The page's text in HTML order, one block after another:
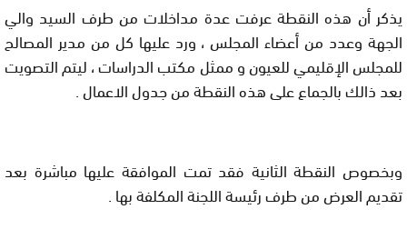
يذكر أن هذه النقطة عرفت عدة مداخلات من طرف السيد والي
الجهة وعدد من أعضاء المجلس ، ورد عليها كل من مدير المصالح
للمجلس الإقليمي للعيون و ممثل مكتب الدراسات ، ليتم التصويت
بعد ذالك بالجماع على هذه النقطة من جدول الاعمال .
وبخصوص النقطة الثانية فقد تمت الموافقة عليها مباشرة بعد
تقديم العرض من طرف رئيسة اللجنة المكلفة بها .